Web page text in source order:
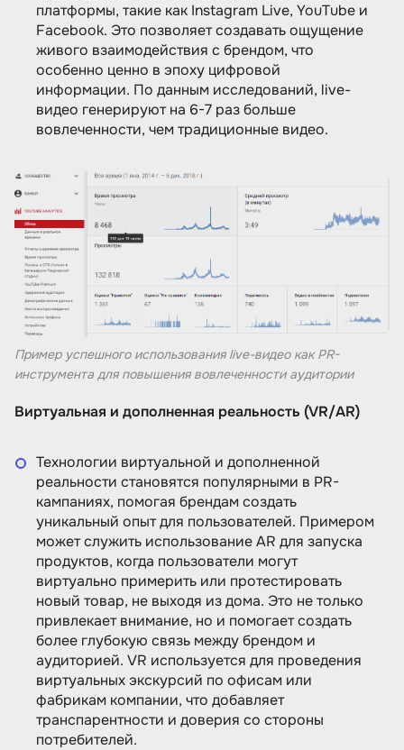
платформы, такие как Instagram Live, YouTube и
Facebook. Это позволяет создавать ощущение
живого взаимодействия с брендом, что
особенно ценно в эпоху цифровой
информации. По данным исследований, live-
видео генерируют на 6-7 раз больше
вовлеченности, чем традиционные видео.
Пример успешного использования live-видео как PR-
инструмента для повышения вовлеченности аудитории
Виртуальная и дополненная реальность (VR/AR)
Технологии виртуальной и дополненной
реальности становятся популярными в PR-
кампаниях, помогая брендам создать
уникальный опыт для пользователей. Примером
может служить использование AR для запуска
продуктов, когда пользователи могут
виртуально примерить или протестировать
новый товар, не выходя из дома. Это не только
привлекает внимание, но и помогает создать
более глубокую связь между брендом и
аудиторией. VR используется для проведения
виртуальных экскурсий по офисам или
фабрикам компании, что добавляет
транспарентности и доверия со стороны
потребителей.